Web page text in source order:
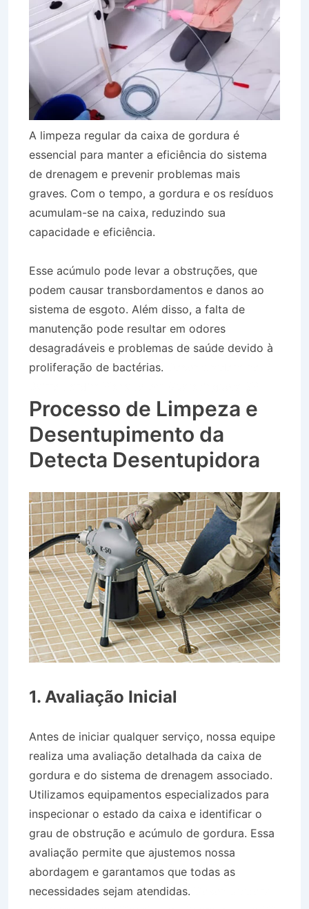
A limpeza regular da caixa de gordura é
essencial para manter a eficiência do sistema
de drenagem e prevenir problemas mais
graves. Com o tempo, a gordura e os resíduos
acumulam-se na caixa, reduzindo sua
capacidade e eficiência.
Esse acúmulo pode levar a obstruções, que
podem causar transbordamentos e danos ao
sistema de esgoto. Além disso, a falta de
manutenção pode resultar em odores
desagradáveis e problemas de saúde devido à
proliferação de bactérias.
Processo de Limpeza e
Desentupimento da
Detecta Desentupidora
1. Avaliação Inicial
Antes de iniciar qualquer serviço, nossa equipe
realiza uma avaliação detalhada da caixa de
gordura e do sistema de drenagem associado.
Utilizamos equipamentos especializados para
inspecionar o estado da caixa e identificar o
grau de obstrução e acúmulo de gordura. Essa
avaliação permite que ajustemos nossa
abordagem e garantamos que todas as
necessidades sejam atendidas.